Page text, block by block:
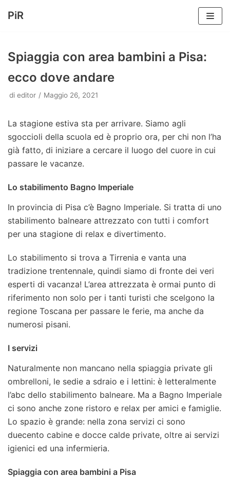
contenuto
PiR
Spiaggia con area bambini a Pisa:
ecco dove andare
di editor Maggio 26, 2021
La stagione estiva sta per arrivare. Siamo agli
sgoccioli della scuola ed è proprio ora, per chi non l’ha
già fatto, di iniziare a cercare il luogo del cuore in cui
passare le vacanze.
Lo stabilimento Bagno Imperiale
In provincia di Pisa c’è Bagno Imperiale. Si tratta di uno
stabilimento balneare attrezzato con tutti i comfort
per una stagione di relax e divertimento.
Lo stabilimento si trova a Tirrenia e vanta una
tradizione trentennale, quindi siamo di fronte dei veri
esperti di vacanza! L’area attrezzata è ormai punto di
riferimento non solo per i tanti turisti che scelgono la
regione Toscana per passare le ferie, ma anche da
numerosi pisani.
I servizi
Naturalmente non mancano nella spiaggia private gli
ombrelloni, le sedie a sdraio e i lettini: è letteralmente
l’abc dello stabilimento balneare. Ma a Bagno Imperiale
ci sono anche zone ristoro e relax per amici e famiglie.
Lo spazio è grande: nella zona servizi ci sono
duecento cabine e docce calde private, oltre ai servizi
igienici ed una infermieria.
Spiaggia con area bambini a Pisa